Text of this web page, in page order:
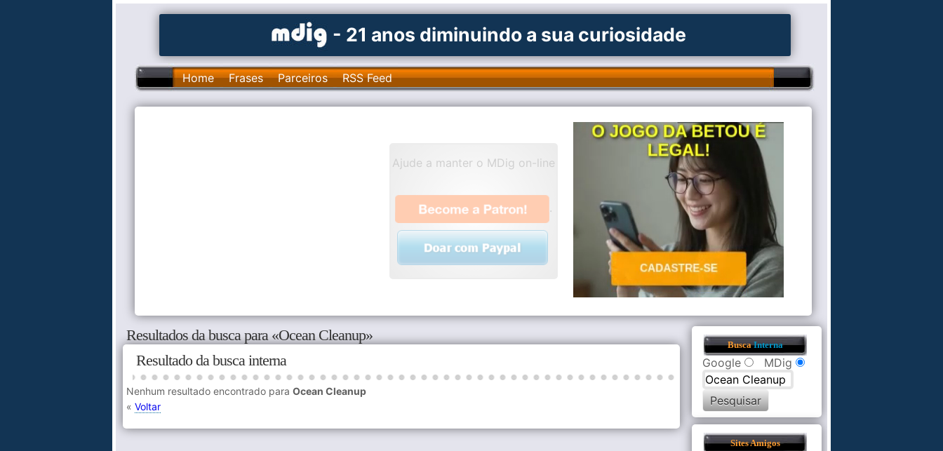
- 21 anos diminuindo a sua curiosidade
Home Frases Parceiros RSS Feed
Ajude a manter o MDig on-line
.
Resultados da busca para «Ocean Cleanup»
Resultado da busca interna
Nenhum resultado encontrado para Ocean Cleanup
« Voltar
BuscaInterna
Google MDig
Sites Amigos